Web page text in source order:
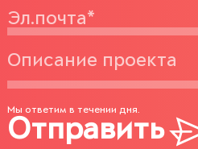
Мы ответим в течении дня.
Отправить